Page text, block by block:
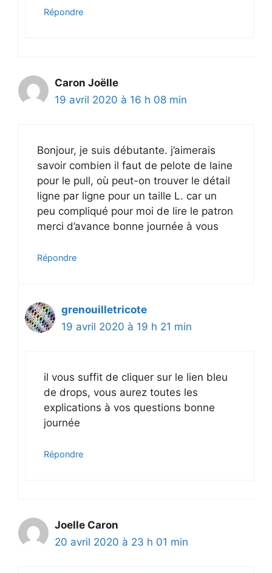
Répondre
Caron Joëlle
19 avril 2020 à 16 h 08 min
Bonjour, je suis débutante. j’aimerais
savoir combien il faut de pelote de laine
pour le pull, où peut-on trouver le détail
ligne par ligne pour un taille L. car un
peu compliqué pour moi de lire le patron
merci d’avance bonne journée à vous
Répondre
grenouilletricote
19 avril 2020 à 19 h 21 min
il vous suffit de cliquer sur le lien bleu
de drops, vous aurez toutes les
explications à vos questions bonne
journée
Répondre
Joelle Caron
20 avril 2020 à 23 h 01 min